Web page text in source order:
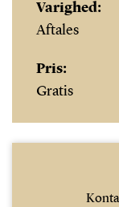
Varighed:
Aftales
Pris:
Gratis